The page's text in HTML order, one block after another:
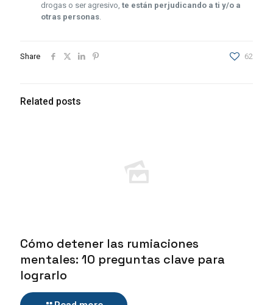
drogas o ser agresivo, te están perjudicando a ti y/o a
otras personas.
Share 62
Related posts
Cómo detener las rumiaciones
mentales: 10 preguntas clave para
lograrlo